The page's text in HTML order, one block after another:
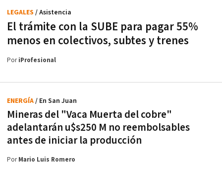
El trámite con la SUBE para pagar 55%
menos en colectivos, subtes y trenes
LEGALES / Asistencia
PoriProfesional
Mineras del "Vaca Muerta del cobre"
adelantarán u$s250 M no reembolsables
antes de iniciar la producción
ENERGÍA/ En San Juan
PorMario Luis Romero